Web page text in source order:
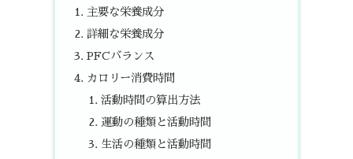
主要な栄養成分
詳細な栄養成分
PFCバランス
カロリー消費時間
活動時間の算出方法
運動の種類と活動時間
生活の種類と活動時間